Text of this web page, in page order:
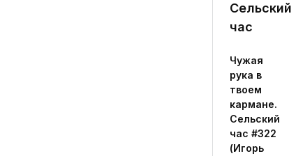
Сельский
час
Чужая
рука в
твоем
кармане.
Сельский
час #322
(Игорь